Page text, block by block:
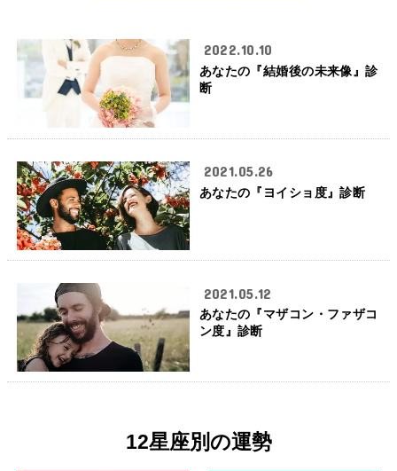
2022.10.10
あなたの『結婚後の未来像』診
断
2021.05.26
あなたの『ヨイショ度』診断
2021.05.12
あなたの『マザコン・ファザコ
ン度』診断
12星座別の運勢